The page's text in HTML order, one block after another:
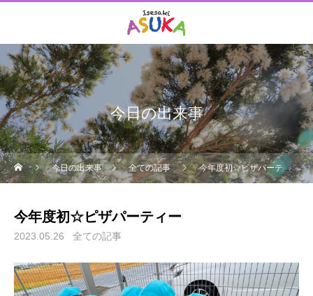
今日の出来事
今日の出来事 全ての記事 今年度初☆ピザパーティー
今年度初☆ピザパーティー
2023.05.26 全ての記事